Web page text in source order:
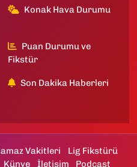
Konak Hava Durumu
Puan Durumu ve
Fikstür
Son Dakika Haberleri
Vakitleri
Lig Fikstürü
Künye İletişim Podcast